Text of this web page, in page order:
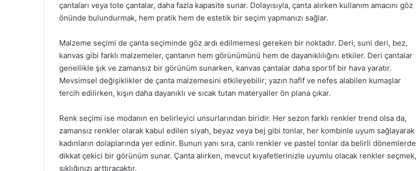
çantaları veya tote çantalar, daha fazla kapasite sunar. Dolayısıyla, çanta alırken kullanım amacını göz
önünde bulundurmak, hem pratik hem de estetik bir seçim yapmanızı sağlar.
Malzeme seçimi de çanta seçiminde göz ardı edilmemesi gereken bir noktadır. Deri, suni deri, bez,
kanvas gibi farklı malzemeler, çantanın hem görünümünü hem de dayanıklılığını etkiler. Deri çantalar
genellikle şık ve zamansız bir görünüm sunarken, kanvas çantalar daha sportif bir hava yaratır.
Mevsimsel değişiklikler de çanta malzemesini etkileyebilir; yazın hafif ve nefes alabilen kumaşlar
tercih edilirken, kışın daha dayanıklı ve sıcak tutan materyaller ön plana çıkar.
Renk seçimi ise modanın en belirleyici unsurlarından biridir. Her sezon farklı renkler trend olsa da,
zamansız renkler olarak kabul edilen siyah, beyaz veya bej gibi tonlar, her kombinle uyum sağlayarak
kadınların dolaplarında yer edinir. Bunun yanı sıra, canlı renkler ve pastel tonlar da belirli dönemlerde
dikkat çekici bir görünüm sunar. Çanta alırken, mevcut kıyafetlerinizle uyumlu olacak renkler seçmek,
şıklığınızı arttıracaktır.